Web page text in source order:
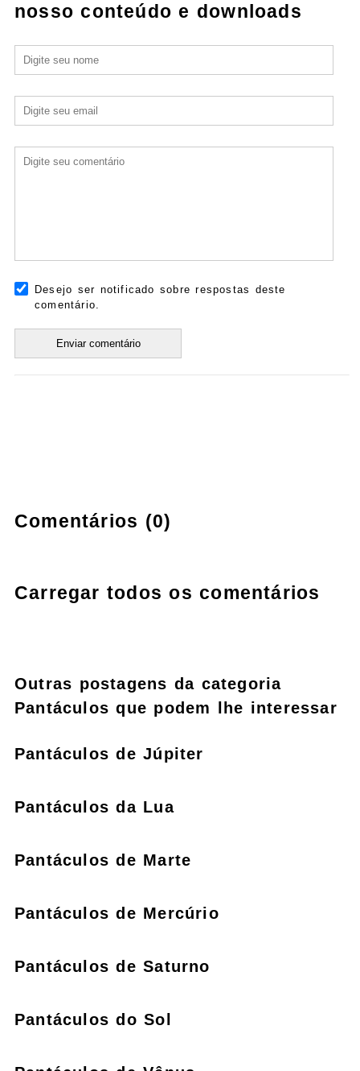
nosso conteúdo e downloads
Desejo ser notificado sobre respostas deste
comentário.
Comentários (0)
Carregar todos os comentários
Outras postagens da categoria
Pantáculos que podem lhe interessar
Pantáculos de Júpiter
Pantáculos da Lua
Pantáculos de Marte
Pantáculos de Mercúrio
Pantáculos de Saturno
Pantáculos do Sol